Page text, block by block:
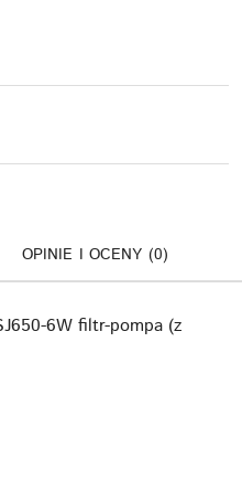
OPINIE I OCENY (0)
6W filtr-pompa (z